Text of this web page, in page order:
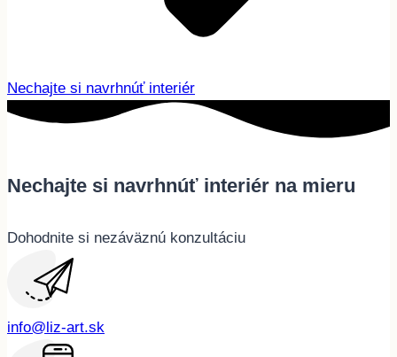
Nechajte si navrhnúť interiér
Nechajte si navrhnúť interiér na mieru
Dohodnite si nezáväznú konzultáciu
info@liz-art.sk